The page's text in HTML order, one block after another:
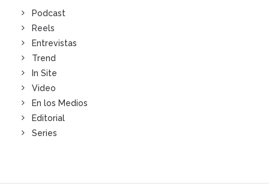
Podcast
Reels
Entrevistas
Trend
In Site
Video
En los Medios
Editorial
Series